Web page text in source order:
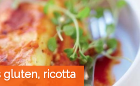
gluten, ricotta